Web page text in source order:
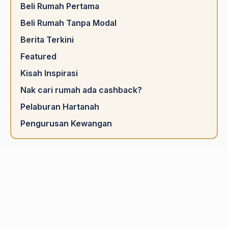
Beli Rumah Pertama
Beli Rumah Tanpa Modal
Berita Terkini
Featured
Kisah Inspirasi
Nak cari rumah ada cashback?
Pelaburan Hartanah
Pengurusan Kewangan